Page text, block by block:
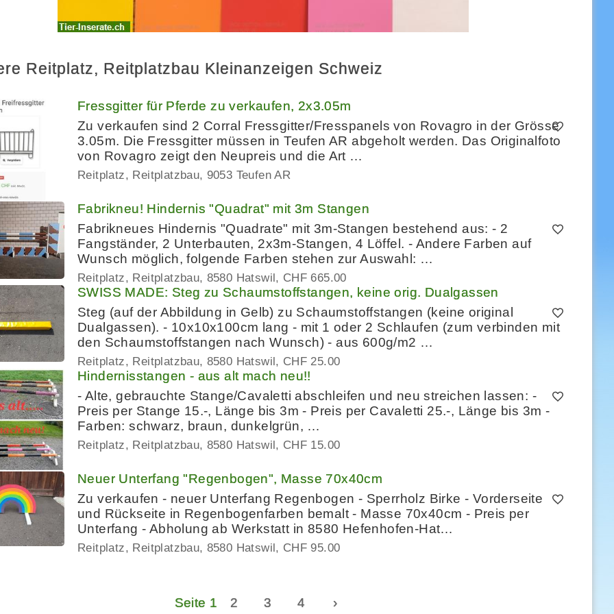
Reitplatz, Reitplatzbau Kleinanzeigen Schweiz
Fressgitter für Pferde zu verkaufen, 2x3.05m
Zu verkaufen sind 2 Corral Fressgitter/Fresspanels von Rovagro in der Grösse
3.05m. Die Fressgitter müssen in Teufen AR abgeholt werden. Das Originalfoto
von Rovagro zeigt den Neupreis und die Art …
Reitplatz, Reitplatzbau 9053 Teufen AR
Fabrikneu! Hindernis "Quadrat" mit 3m Stangen
Fabrikneues Hindernis "Quadrate" mit 3m-Stangen bestehend aus: - 2
Fangständer, 2 Unterbauten, 2x3m-Stangen, 4 Löffel. - Andere Farben auf
Wunsch möglich, folgende Farben stehen zur Auswahl: …
Reitplatz, Reitplatzbau 8580 Hatswil CHF 665.00
SWISS MADE: Steg zu Schaumstoffstangen, keine orig. Dualgassen
Steg (auf der Abbildung in Gelb) zu Schaumstoffstangen (keine original
Dualgassen). - 10x10x100cm lang - mit 1 oder 2 Schlaufen (zum verbinden mit
den Schaumstoffstangen nach Wunsch) - aus 600g/m2 …
Reitplatz, Reitplatzbau 8580 Hatswil CHF 25.00
Hindernisstangen - aus alt mach neu!!
- Alte, gebrauchte Stange/Cavaletti abschleifen und neu streichen lassen: -
Preis per Stange 15.-, Länge bis 3m - Preis per Cavaletti 25.-, Länge bis 3m -
Farben: schwarz, braun, dunkelgrün, …
Reitplatz, Reitplatzbau 8580 Hatswil CHF 15.00
Neuer Unterfang "Regenbogen", Masse 70x40cm
Zu verkaufen - neuer Unterfang Regenbogen - Sperrholz Birke - Vorderseite
und Rückseite in Regenbogenfarben bemalt - Masse 70x40cm - Preis per
Unterfang - Abholung ab Werkstatt in 8580 Hefenhofen-Hat…
Reitplatz, Reitplatzbau 8580 Hatswil CHF 95.00
Seite 1 2 3 4 ›